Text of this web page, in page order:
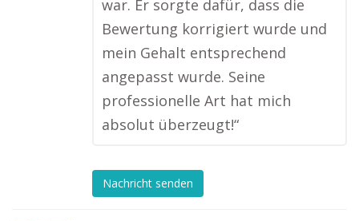
war. Er sorgte dafür, dass die
Bewertung korrigiert wurde und
mein Gehalt entsprechend
angepasst wurde. Seine
professionelle Art hat mich
absolut überzeugt!“
Nachricht senden